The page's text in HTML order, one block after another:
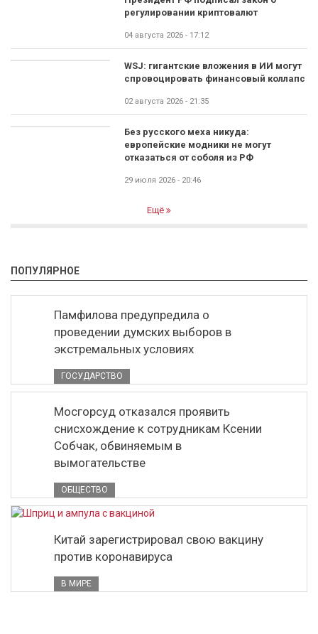
регулировании криптовалют
04 августа 2026 - 17:12
WSJ: гигантские вложения в ИИ могут
спровоцировать финансовый коллапс
02 августа 2026 - 21:35
Без русского меха никуда:
европейские модники не могут
отказаться от соболя из РФ
29 июля 2026 - 20:46
Ещё
ПОПУЛЯРНОЕ
Памфилова предупредила о
проведении думских выборов в
экстремальных условиях
ГОСУДАРСТВО
Мосгорсуд отказался проявить
снисхождение к сотрудникам Ксении
Собчак, обвиняемым в
вымогательстве
ОБЩЕСТВО
Китай зарегистрировал свою вакцину
против коронавируса
В МИРЕ